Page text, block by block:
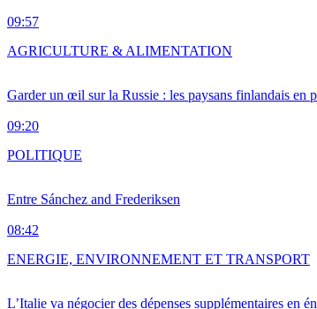
09:57
Garder un œil sur la Russie : les paysans finlandais en
09:20
AGRICULTURE & ALIMENTATION
Entre Sánchez and Frederiksen
08:42
POLITIQUE
L’Italie va négocier des dépenses supplémentaires en
ENERGIE, ENVIRONNEMENT ET TRANSPORT